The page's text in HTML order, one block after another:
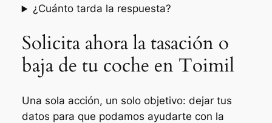
¿Cuánto tarda la respuesta?
Solicita ahora la tasación o
baja de tu coche en Toimil
Una sola acción, un solo objetivo: dejar tus
datos para que podamos ayudarte con la